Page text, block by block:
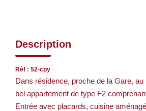
Description
Réf : 52-cpy
Dans résidence, proche de la Gare,
bel appartement de type F2
Entrée avec placards, cuisine